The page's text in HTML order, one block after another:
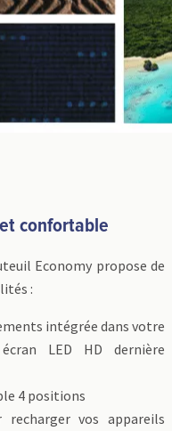
confortable
Economy propose de
:
intégrée dans votre
LED HD dernière
4 positions
recharger vos appareils